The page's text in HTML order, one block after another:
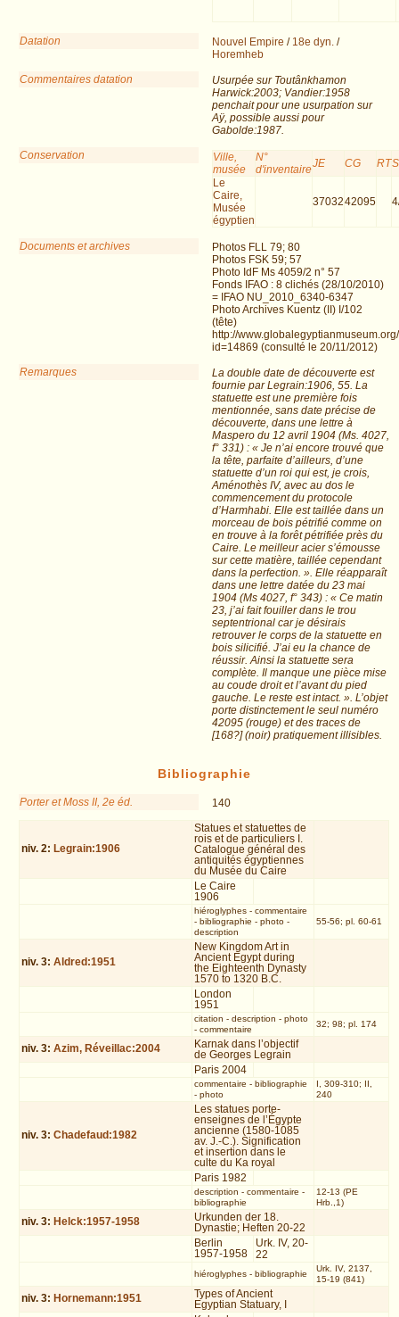
Datation Nouvel Empire / 18e dyn. /
Horemheb
Commentaires datation
Usurpée sur Toutânkhamon
Harwick:2003; Vandier:1958
penchait pour une usurpation sur
Aÿ, possible aussi pour
Gabolde:1987.
Conservation
Ville,
musée
N°
d'inventaireJE CG RT
Le
Caire,
Musée
égyptien
3703242095
Documents et archives
Photos FLL 79; 80
Photos FSK 59; 57
Photo IdF Ms 4059/2 n° 57
Fonds IFAO : 8 clichés (28/10/2010)
= IFAO NU_2010_6340-6347
Photo Archives Kuentz (II) I/102
(tête)
http://
id=14869 (consulté le 20/11/2012)
Remarques
La double date de découverte est
fournie par Legrain:1906, 55. La
statuette est une première fois
mentionnée, sans date précise de
découverte, dans une lettre à
Maspero du 12 avril 1904 (Ms. 4027,
f° 331) : « Je n’ai encore trouvé que
la tête, parfaite d’ailleurs, d’une
statuette d’un roi qui est, je crois,
Aménothès IV, avec au dos le
commencement du protocole
d’Harmhabi. Elle est taillée dans un
morceau de bois pétrifié comme on
en trouve à la forêt pétrifiée près du
Caire. Le meilleur acier s’émousse
sur cette matière, taillée cependant
dans la perfection. ». Elle réapparaît
dans une lettre datée du 23 mai
1904 (Ms 4027, f° 343) : « Ce matin
23, j’ai fait fouiller dans le trou
septentrional car je désirais
retrouver le corps de la statuette en
bois silicifié. J’ai eu la chance de
réussir. Ainsi la statuette sera
complète. Il manque une pièce mise
au coude droit et l’avant du pied
gauche. Le reste est intact. ». L’objet
porte distinctement le seul numéro
42095 (rouge) et des traces de
[168?] (noir) pratiquement illisibles.
Bibliographie
Porter et Moss II, 2e éd. 140
niv. 2: Legrain:1906
Statues et statuettes de
rois et de particuliers I.
Catalogue général des
antiquités égyptiennes
du Musée du Caire
Le Caire
1906
hiéroglyphes- commentaire
- bibliographie - photo-
description
55-56; pl. 60-61
niv. 3:Aldred:1951
New Kingdom Art in
Ancient Egypt during
the Eighteenth Dynasty
1570 to 1320 B.C.
London
1951
citation - description - photo
- commentaire
32; 98; pl. 174
niv. 3:Azim, Réveillac:2004
Karnak dans l’objectif
de Georges Legrain
Paris 2004
commentaire - bibliographie
- photo
I, 309-310; II,
240
niv. 3:Chadefaud:1982
Les statues porte-
enseignes de l’Égypte
ancienne (1580-1085
av. J.-C.). Signification
et insertion dans le
culte du Ka royal
Paris 1982
description - commentaire -
bibliographie
12-13 (PE
Hrb.,1)
niv. 3: Helck:1957-1958
Urkunden der 18.
Dynastie; Heften 20-22
Berlin
1957-1958
Urk. IV, 20-
22
hiéroglyphes- bibliographie
Urk. IV, 2137,
15-19 (841)
niv. 3: Hornemann:1951
Types of Ancient
Egyptian Statuary, I